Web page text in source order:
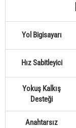
Yol Bigisayarı
Hız Sabitleyici
Yokuş Kalkış
Desteği
Anahtarsız